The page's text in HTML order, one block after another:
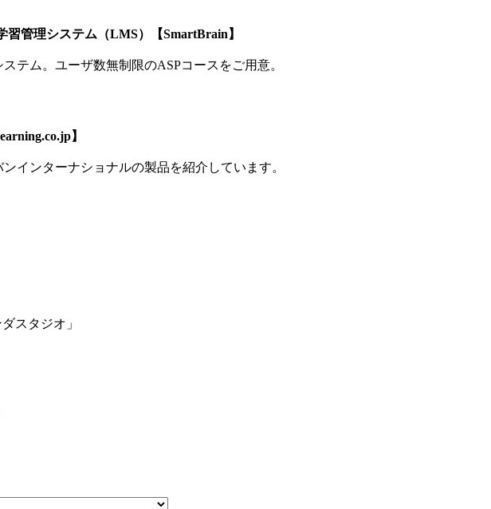
習管理システム（LMS）【SmartBrain】
テム。ユーザ数無制限のASPコースをご用意。
】
インターナショナルの製品を紹介しています。
スタジオ」